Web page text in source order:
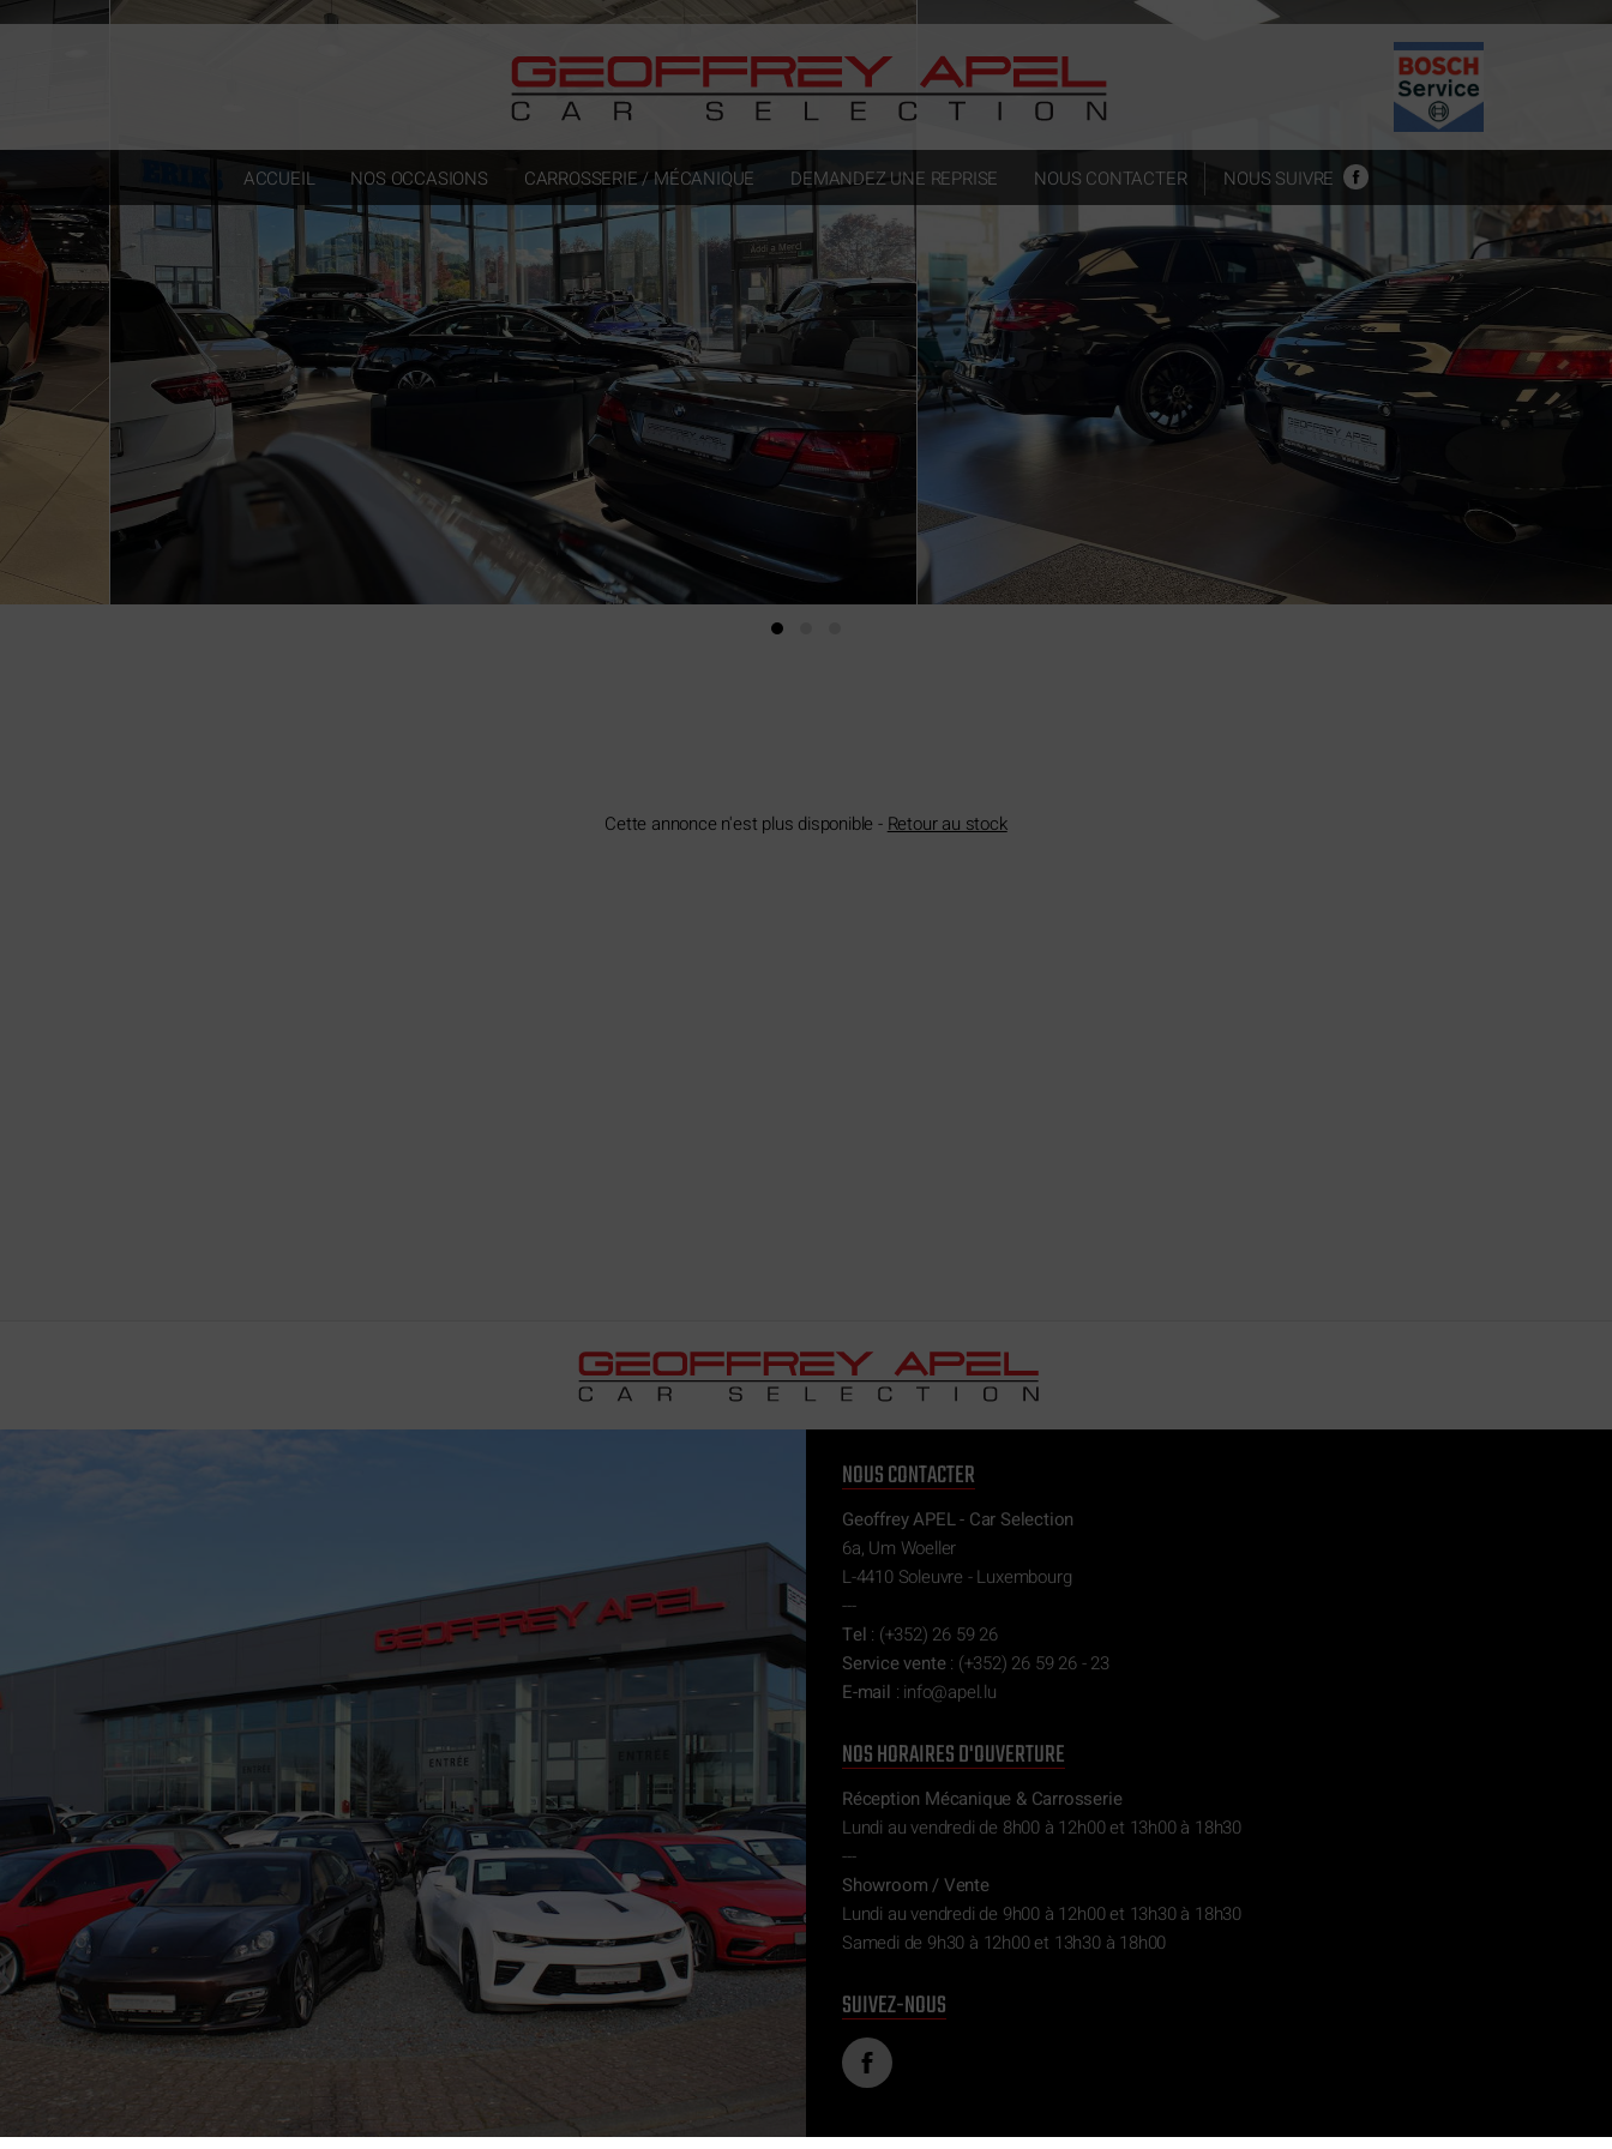
ACCUEIL NOS OCCASIONS CARROSSERIE / MÉCANIQUE DEMANDEZ UNE REPRISE NOUS CONTACTER NOUS SUIVRE
Cette annonce n'est plus disponible - Retour au stock
NOUS CONTACTER
Geoffrey APEL - Car Selection
6a, Um Woeller
L-4410 Soleuvre - Luxembourg
---
Tel : (+352) 26 59 26
Service vente: (+352) 26 59 26 - 23
E-mail : ul.l
epa@of
ni
NOS HORAIRES D'OUVERTURE
Réception Mécanique & Carrosserie
Lundi au vendredi de 8h00 à 12h00 et 13h00 à 18h30
---
Showroom / Vente
Lundi au vendredi de 9h00 à 12h00 et 13h30 à 18h30
Samedi de 9h30 à 12h00 et 13h30 à 18h00
SUIVEZ-NOUS
Paramètres avancés des cookies